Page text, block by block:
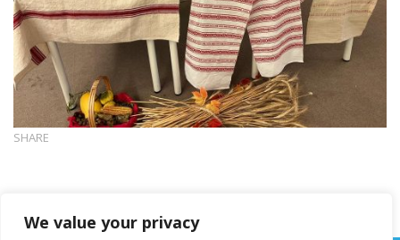
We value your privacy
SHARE